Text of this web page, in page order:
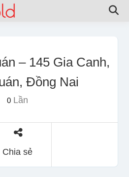
– 145 Gia Canh,
Đồng Nai
0Lần
Chia sẻ